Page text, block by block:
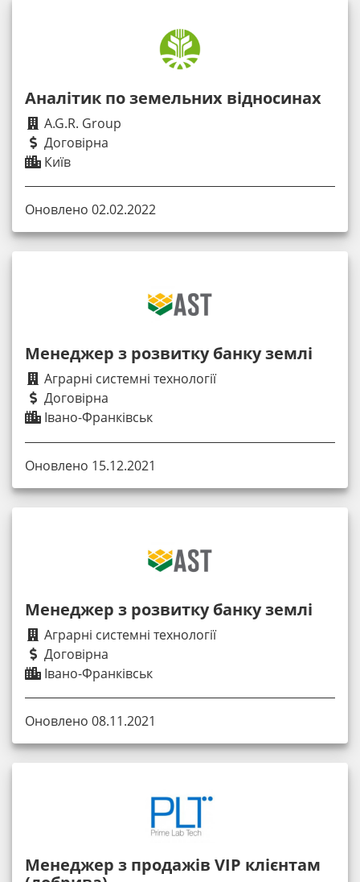
Аналітик по земельних відносинах
A.G.R. Group
Договірна
Київ
Оновлено 02.02.2022
Менеджер з розвитку банку землі
Аграрні системні технології
Договірна
Івано-Франківськ
Оновлено 15.12.2021
Менеджер з розвитку банку землі
Аграрні системні технології
Договірна
Івано-Франківськ
Оновлено 08.11.2021
Менеджер з продажів VIP клієнтам